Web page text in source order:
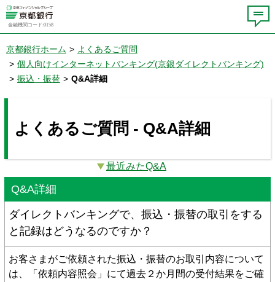
金融機関コード:0158
京都銀行ホーム > よくあるご質問
> 個人向けインターネットバンキング(京銀ダイレクトバンキング)
> 振込・振替 > Q&A詳細
よくあるご質問 - Q&A詳細
最近みたQ&A
Q&A詳細
ダイレクトバンキングで、振込・振替の取引をする
と記録はどうなるのですか？
お客さまがご依頼された振込・振替のお取引内容について
は、「依頼内容照会」にて過去２か月間の受付結果をご確